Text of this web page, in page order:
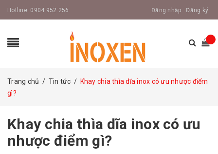
Hotline: 0904.952.256 Đăng nhập Đăng ký
Trang chủ / Tin tức / Khay chia thìa dĩa inox có ưu nhược điểm
gì?
Khay chia thìa dĩa inox có ưu
nhược điểm gì?